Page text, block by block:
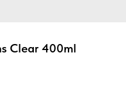
Clear 400ml